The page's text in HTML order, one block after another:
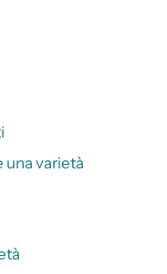
una varietà